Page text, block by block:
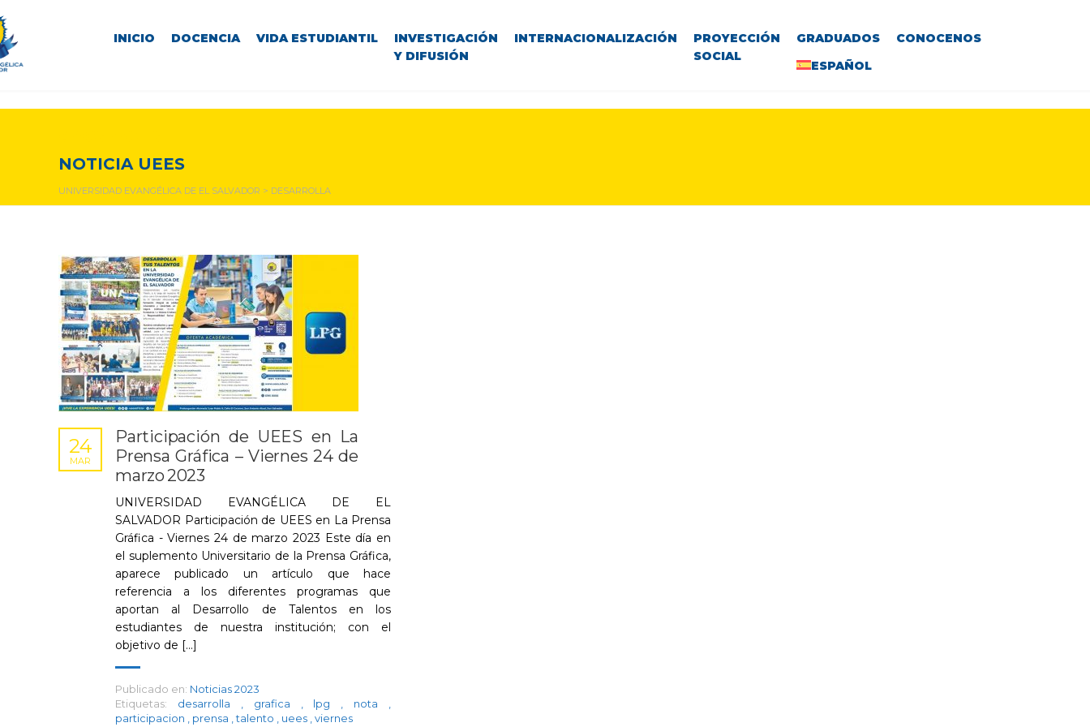
INICIO DOCENCIA VIDA ESTUDIANTIL
INVESTIGACIÓN
Y DIFUSIÓN
INTERNACIONALIZACIÓN
PROYECCIÓN
SOCIAL
GRADUADOS
CONOCENOS
ESPAÑOL
NOTICIA UEES
UNIVERSIDAD EVANGÉLICA DE EL SALVADOR > DESARROLLA
Participación de UEES en La
Prensa Gráfica – Viernes 24 de
marzo 2023
24
MAR
UNIVERSIDAD EVANGÉLICA DE EL
SALVADOR Participación de UEES en La Prensa
Gráfica - Viernes 24 de marzo 2023 Este día en
el suplemento Universitario de la Prensa Gráfica,
aparece publicado un artículo que hace
referencia a los diferentes programas que
aportan al Desarrollo de Talentos en los
estudiantes de nuestra institución; con el
objetivo de [...]
Publicado en: Noticias 2023
Etiquetas:
desarrolla grafica lpg nota
participacion
prensa talento uees viernes